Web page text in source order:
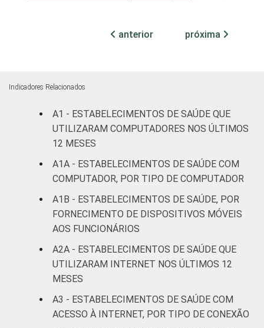
internação
internação
(mais de
49
Serviço de
apoio à
diagnose e
terapia
UNIDADE BÁSICA
DE SAÚDE
Não UBS 38
LOCALIZAÇÃO Capital 42
anterior próxima
Indicadores Relacionados
A1 - ESTABELECIMENTOS DE SAÚDE QUE
UTILIZARAM COMPUTADORES NOS ÚLTIMOS
12 MESES
A1A - ESTABELECIMENTOS DE SAÚDE COM
COMPUTADOR, POR TIPO DE COMPUTADOR
A1B - ESTABELECIMENTOS DE SAÚDE, POR
FORNECIMENTO DE DISPOSITIVOS MÓVEIS
AOS FUNCIONÁRIOS
A2A - ESTABELECIMENTOS DE SAÚDE QUE
UTILIZARAM INTERNET NOS ÚLTIMOS 12
MESES
A3 - ESTABELECIMENTOS DE SAÚDE COM
ACESSO À INTERNET, POR TIPO DE CONEXÃO